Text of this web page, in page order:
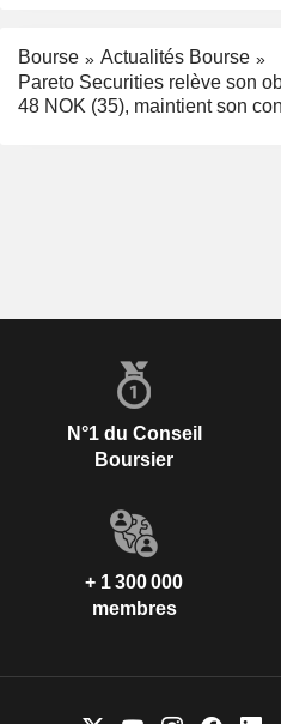
Bourse
Actualités Bourse
Pareto Securities relève son
48 NOK (35), maintient son
N°1 du Conseil
Boursier
+ 1 300 000
membres